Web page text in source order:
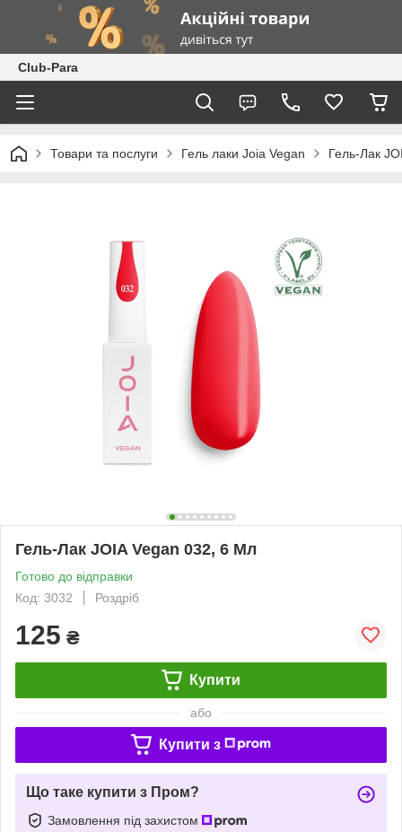
Club-Para
Товари та послуги Гель лаки Joia Vegan Гель-Лак
Гель-Лак JOIA Vegan 032, 6 Мл
Готово до відправки
Код: 3032
Роздріб
125 ₴
Купити
або
Купити з
Що таке купити з Пром?
Замовлення під захистом